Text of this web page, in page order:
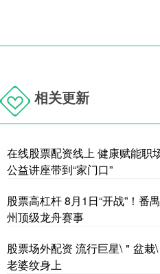
相关更新
在线股票配资线上 健康赋能职
公益讲座带到“家门口”
股票高杠杆 8月1日“开战”！番
州顶级龙舟赛事
股票场外配资 流行巨星\＂盆
老婆纹身上